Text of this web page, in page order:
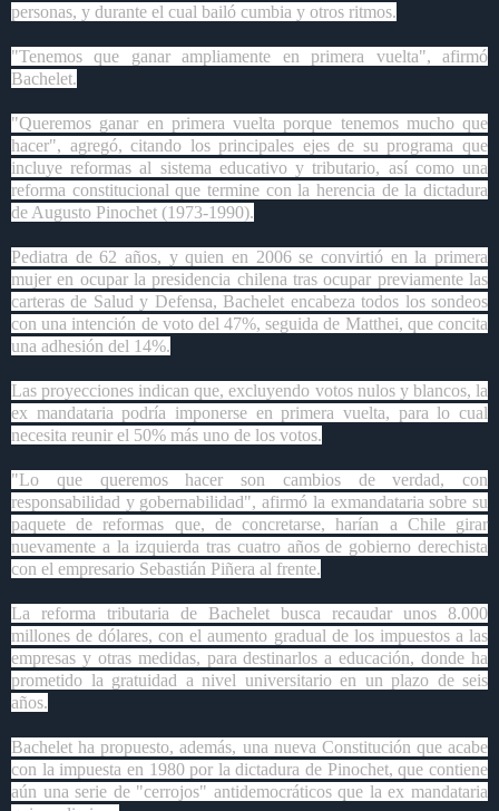
personas, y durante el cual bailó cumbia y otros ritmos.
"Tenemos que ganar ampliamente en primera vuelta", afirmó
Bachelet.
"Queremos ganar en primera vuelta porque tenemos mucho que
hacer", agregó, citando los principales ejes de su programa que
incluye reformas al sistema educativo y tributario, así como una
reforma constitucional que termine con la herencia de la dictadura
de Augusto Pinochet (1973-1990).
Pediatra de 62 años, y quien en 2006 se convirtió en la primera
mujer en ocupar la presidencia chilena tras ocupar previamente las
carteras de Salud y Defensa, Bachelet encabeza todos los sondeos
con una intención de voto del 47%, seguida de Matthei, que concita
una adhesión del 14%.
Las proyecciones indican que, excluyendo votos nulos y blancos, la
ex mandataria podría imponerse en primera vuelta, para lo cual
necesita reunir el 50% más uno de los votos.
"Lo que queremos hacer son cambios de verdad, con
responsabilidad y gobernabilidad", afirmó la exmandataria sobre su
paquete de reformas que, de concretarse, harían a Chile girar
nuevamente a la izquierda tras cuatro años de gobierno derechista
con el empresario Sebastián Piñera al frente.
La reforma tributaria de Bachelet busca recaudar unos 8.000
millones de dólares, con el aumento gradual de los impuestos a las
empresas y otras medidas, para destinarlos a educación, donde ha
prometido la gratuidad a nivel universitario en un plazo de seis
años.
Bachelet ha propuesto, además, una nueva Constitución que acabe
con la impuesta en 1980 por la dictadura de Pinochet, que contiene
aún una serie de "cerrojos" antidemocráticos que la ex mandataria